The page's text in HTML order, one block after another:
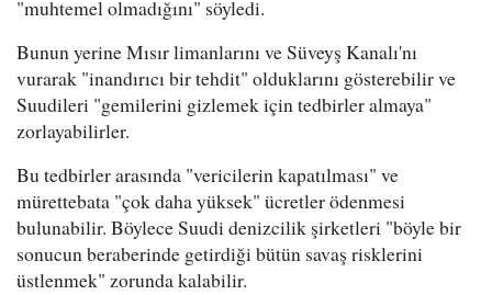
"muhtemel olmadığını" söyledi.
Bunun yerine Mısır limanlarını ve Süveyş Kanalı'nı
vurarak "inandırıcı bir tehdit" olduklarını gösterebilir ve
Suudileri "gemilerini gizlemek için tedbirler almaya"
zorlayabilirler.
Bu tedbirler arasında "vericilerin kapatılması" ve
mürettebata "çok daha yüksek" ücretler ödenmesi
bulunabilir. Böylece Suudi denizcilik şirketleri "böyle bir
sonucun beraberinde getirdiği bütün savaş risklerini
üstlenmek" zorunda kalabilir.